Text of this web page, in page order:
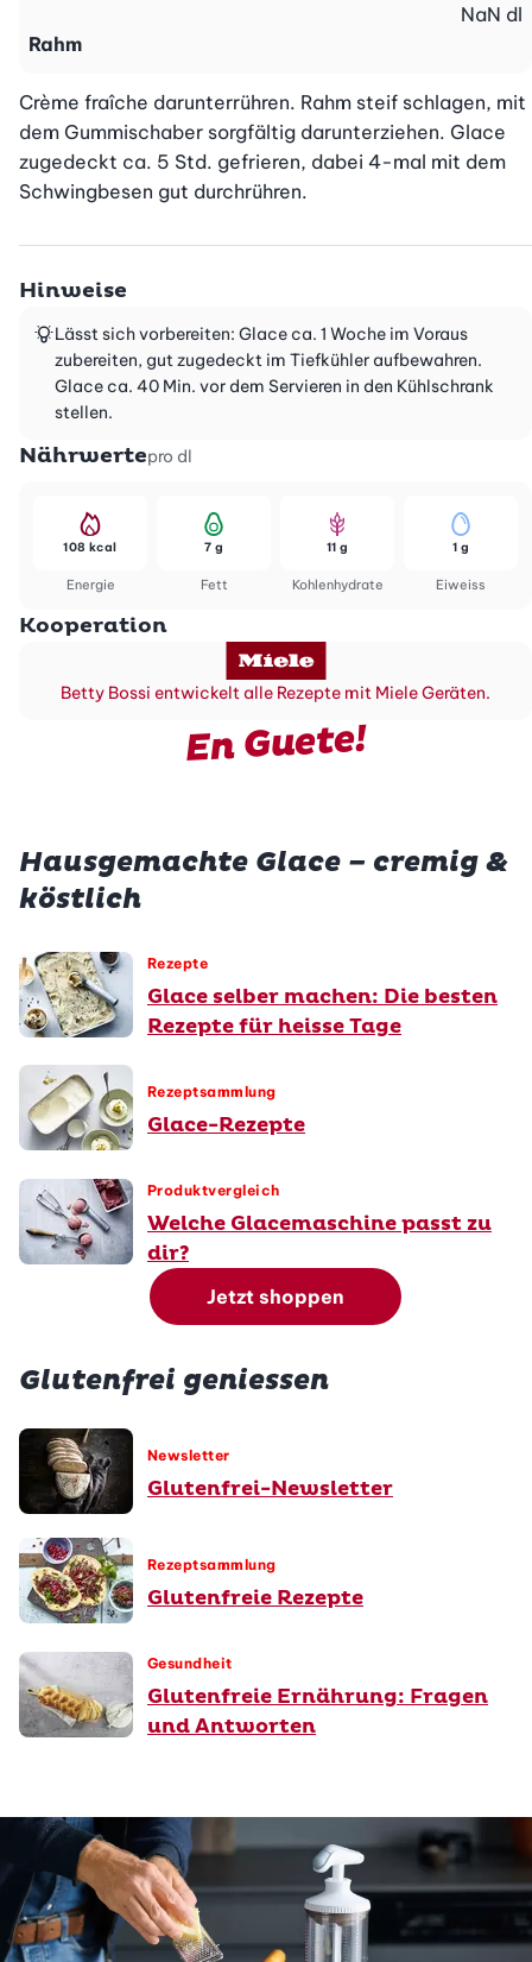
Rahm
NaN dl
Crème fraîche darunterrühren. Rahm steif schlagen, mit
dem Gummischaber sorgfältig darunterziehen. Glace
zugedeckt ca. 5 Std. gefrieren, dabei 4-mal mit dem
Schwingbesen gut durchrühren.
Hinweise
Lässt sich vorbereiten: Glace ca. 1 Woche im Voraus
zubereiten, gut zugedeckt im Tiefkühler aufbewahren.
Glace ca. 40 Min. vor dem Servieren in den Kühlschrank
stellen.
Nährwertepro dl
Energie
108 kcal
Fett
7 g
Kohlenhydrate
11 g
Eiweiss
1 g
Kooperation
Betty Bossi entwickelt alle Rezepte mit Miele Geräten.
En Guete!
Hausgemachte Glace – cremig &
köstlich
Rezepte
Glace selber machen: Die besten
Rezepte für heisse Tage
Rezeptsammlung
Glace-Rezepte
Produktvergleich
Welche Glacemaschine passt zu
dir?
Jetzt shoppen
Glutenfrei geniessen
Newsletter
Glutenfrei-Newsletter
Rezeptsammlung
Glutenfreie Rezepte
Gesundheit
Glutenfreie Ernährung: Fragen
und Antworten